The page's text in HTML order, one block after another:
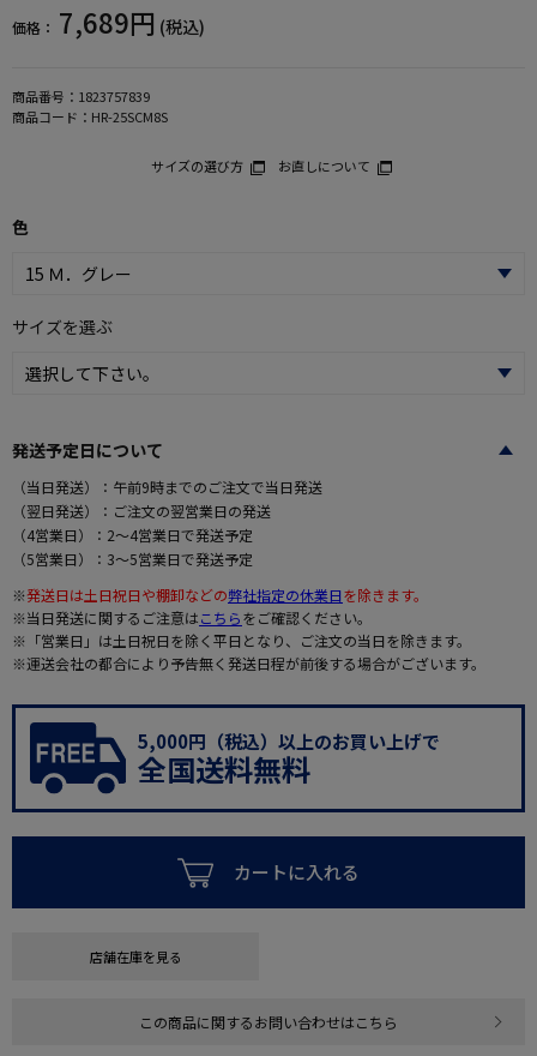
価格： 7,689円 (税込)
商品番号： 1823757839
商品コード： HR-25SCM8S
サイズの選び方 お直しについて
色
サイズを選ぶ
発送予定日について
（当日発送）：午前9時までのご注文で当日発送
（翌日発送）：ご注文の翌営業日の発送
（4営業日）：2～4営業日で発送予定
（5営業日）：3～5営業日で発送予定
※発送日は土日祝日や棚卸などの弊社指定の休業日を除きます。
※当日発送に関するご注意はこちらをご確認ください。
※「営業日」は土日祝日を除く平日となり、ご注文の当日を除きます。
※運送会社の都合により予告無く発送日程が前後する場合がございます。
5,000円（税込）以上のお買い上げで
全国送料無料
カートに入れる
店舗在庫を見る
この商品に関するお問い合わせはこちら